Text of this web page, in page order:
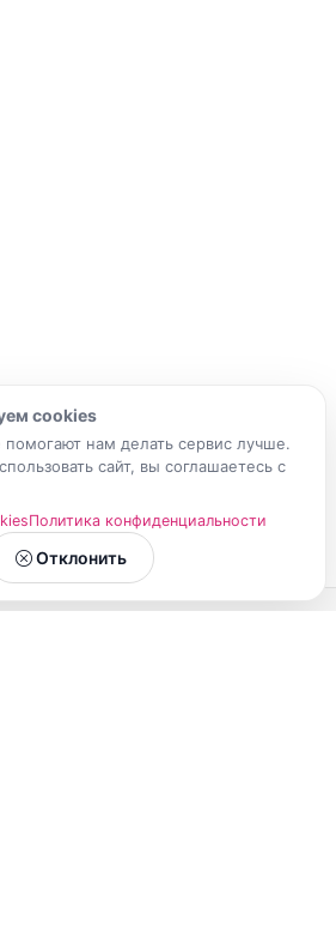
cookies
нам делать сервис лучше.
сайт, вы соглашаетесь с
Политика конфиденциальности
Отклонить